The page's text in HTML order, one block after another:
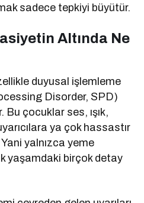
sadece tepkiyi büyütür.
Altında Ne
duyusal işlemleme
Disorder, SPD)
çocuklar ses, ışık,
ya çok hassastır
yalnızca yeme
yaşamdaki birçok detay